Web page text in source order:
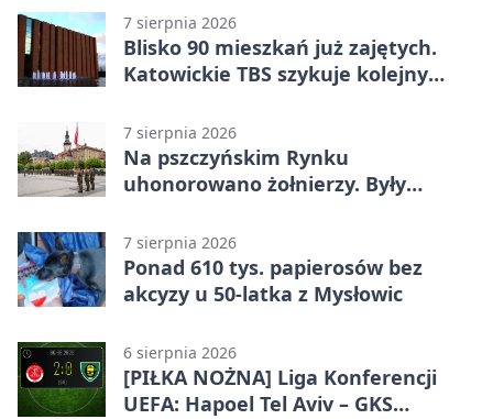
7 sierpnia 2026
Blisko 90 mieszkań już zajętych.
Katowickie TBS szykuje kolejny
7 sierpnia 2026
Na pszczyńskim Rynku
uhonorowano żołnierzy. Były
7 sierpnia 2026
Ponad 610 tys. papierosów bez
akcyzy u 50-latka z Mysłowic
6 sierpnia 2026
[PIŁKA NOŻNA] Liga Konferencji
UEFA: Hapoel Tel Aviv – GKS